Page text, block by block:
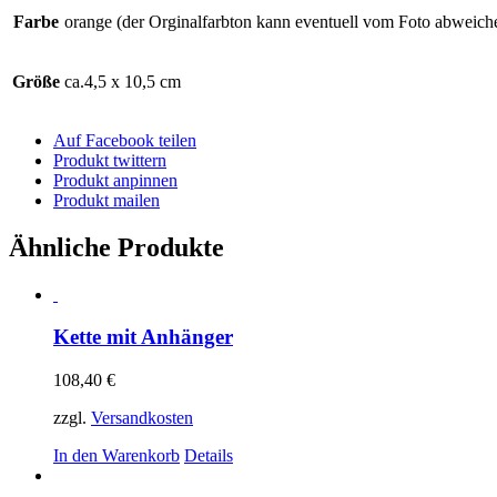
Farbe orange (der Orginalfarbton kann eventuell vom Foto
Größe ca.4,5 x 10,5 cm
Auf Facebook teilen
Produkt twittern
Produkt anpinnen
Produkt mailen
Ähnliche Produkte
Kette mit Anhänger
108,40 €
zzgl. Versandkosten
In den Warenkorb Details